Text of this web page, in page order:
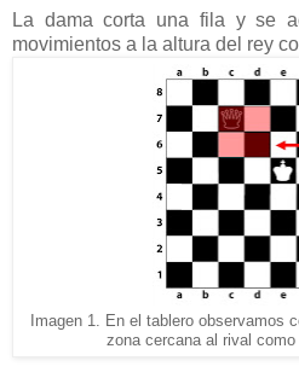
La dama corta una fila y se
movimientos a la altura del rey
Imagen 1. En el tablero observamos
zona cercana al rival